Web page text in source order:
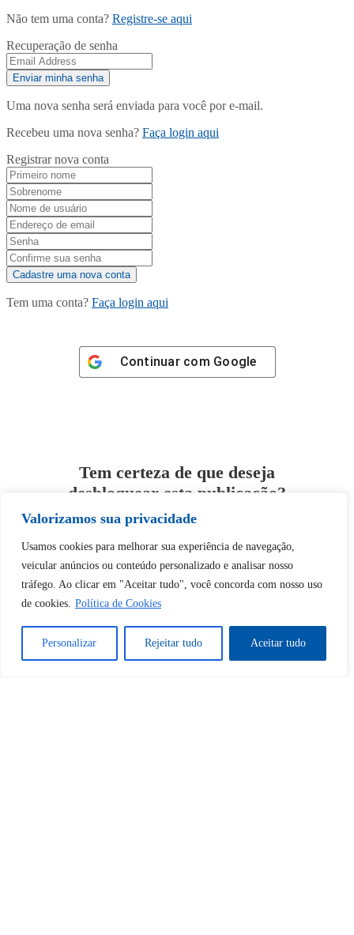
Valorizamos sua privacidade
Usamos cookies para melhorar sua experiência de navegação,
veicular anúncios ou conteúdo personalizado e analisar nosso
tráfego. Ao clicar em "Aceitar tudo", você concorda com nosso uso
de cookies. Política de Cookies
Personalizar Rejeitar tudo Aceitar tudo
Não tem uma conta? Registre-se aqui
Recuperação de senha
Uma nova senha será enviada para você por e-mail.
Recebeu uma nova senha? Faça login aqui
Registrar nova conta
Tem uma conta? Faça login aqui
Continuar com Google
Tem certeza de que deseja
desbloquear esta publicação?
Desbloquear esquerda : 0
Sim Não